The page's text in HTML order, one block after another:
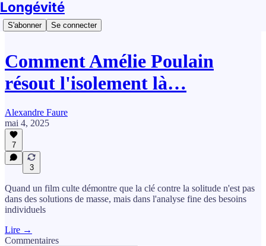
Longévité
S'abonner Se connecter
Comment Amélie Poulain
résout l'isolement là…
Alexandre Faure
mai 4, 2025
7
3
Quand un film culte démontre que la clé contre la solitude n'est pas
dans des solutions de masse, mais dans l'analyse fine des besoins
individuels
Lire →
Commentaires